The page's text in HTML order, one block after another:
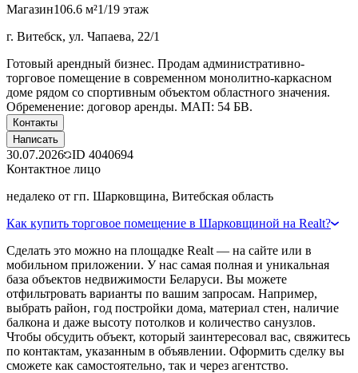
Магазин106.6 м²1/19 этаж
г. Витебск, ул. Чапаева, 22/1
Готовый арендный бизнес. Продам административно-
торговое помещение в современном монолитно-каркасном
доме рядом со спортивным объектом областного значения.
Обременение: договор аренды. МАП: 54 БВ.
Контакты
Написать
30.07.2026 ID 4040694
Контактное лицо
недалеко от гп. Шарковщина, Витебская область
Как купить торговое помещение в Шарковщиной на Realt?
Сделать это можно на площадке Realt — на сайте или в
мобильном приложении. У нас самая полная и уникальная
база объектов недвижимости Беларуси. Вы можете
отфильтровать варианты по вашим запросам. Например,
выбрать район, год постройки дома, материал стен, наличие
балкона и даже высоту потолков и количество санузлов.
Чтобы обсудить объект, который заинтересовал вас, свяжитесь
по контактам, указанным в объявлении. Оформить сделку вы
сможете как самостоятельно, так и через агентство.